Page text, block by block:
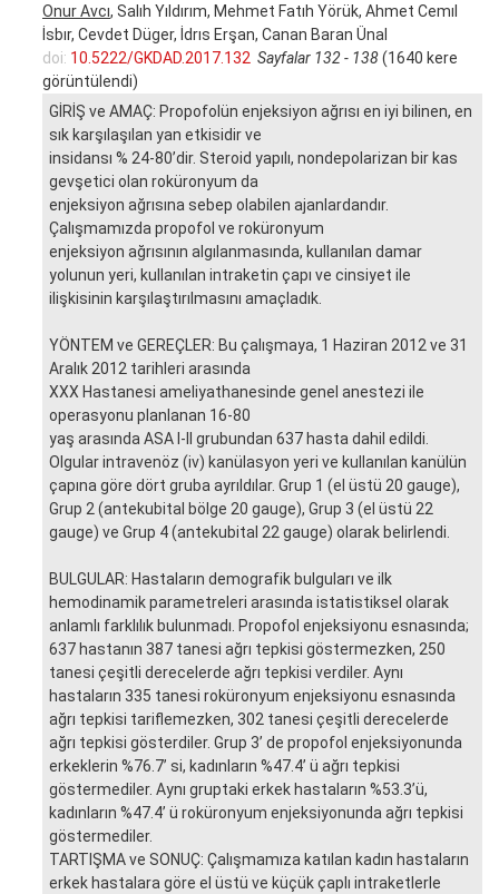
Onur Avcı, Salıh Yıldırım, Mehmet Fatıh Yörük, Ahmet Cemıl
İsbır, Cevdet Düger, İdrıs Erşan, Canan Baran Ünal
doi: 10.5222/GKDAD.2017.132 Sayfalar 132 - 138(1640 kere
görüntülendi)
GİRİŞ ve AMAÇ: Propofolün enjeksiyon ağrısı en iyi bilinen, en
sık karşılaşılan yan etkisidir ve
insidansı % 24-80’dir. Steroid yapılı, nondepolarizan bir kas
gevşetici olan roküronyum da
enjeksiyon ağrısına sebep olabilen ajanlardandır.
Çalışmamızda propofol ve roküronyum
enjeksiyon ağrısının algılanmasında, kullanılan damar
yolunun yeri, kullanılan intraketin çapı ve cinsiyet ile
ilişkisinin karşılaştırılmasını amaçladık.
YÖNTEM ve GEREÇLER: Bu çalışmaya, 1 Haziran 2012 ve 31
Aralık 2012 tarihleri arasında
XXX Hastanesi ameliyathanesinde genel anestezi ile
operasyonu planlanan 16-80
yaş arasında ASA I-II grubundan 637 hasta dahil edildi.
Olgular intravenöz (iv) kanülasyon yeri ve kullanılan kanülün
çapına göre dört gruba ayrıldılar. Grup 1 (el üstü 20 gauge),
Grup 2 (antekubital bölge 20 gauge), Grup 3 (el üstü 22
gauge) ve Grup 4 (antekubital 22 gauge) olarak belirlendi.
BULGULAR: Hastaların demografik bulguları ve ilk
hemodinamik parametreleri arasında istatistiksel olarak
anlamlı farklılık bulunmadı. Propofol enjeksiyonu esnasında;
637 hastanın 387 tanesi ağrı tepkisi göstermezken, 250
tanesi çeşitli derecelerde ağrı tepkisi verdiler. Aynı
hastaların 335 tanesi roküronyum enjeksiyonu esnasında
ağrı tepkisi tariflemezken, 302 tanesi çeşitli derecelerde
ağrı tepkisi gösterdiler. Grup 3’ de propofol enjeksiyonunda
erkeklerin %76.7’ si, kadınların %47.4’ ü ağrı tepkisi
göstermediler. Aynı gruptaki erkek hastaların %53.3’ü,
kadınların %47.4’ ü roküronyum enjeksiyonunda ağrı tepkisi
göstermediler.
TARTIŞMA ve SONUÇ: Çalışmamıza katılan kadın hastaların
erkek hastalara göre el üstü ve küçük çaplı intraketlerle